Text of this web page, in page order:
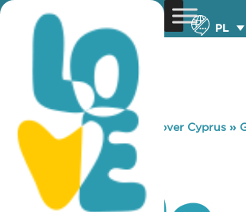
PL
You are here: Home »Discover Cyprus »
KUZUBA
KUZUBA